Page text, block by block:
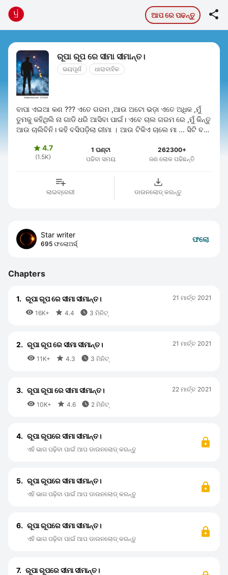
ଆପ ରେ ପଢନ୍ତୁ 
ରୂପା ରୂପ ରେ ସୀମା ସୀମାନ୍ତ।
ଭୟପୂର୍ଣ ଧାରାବାହିକ
ବାପା ଏଇଆ କଣ ??? ଏତେ ଗରମ ,ଆଉ ଅଟୋ ଭଡ଼ା ଏତେ ଅଧିକ ,ମୁଁ
ତୁମକୁ କହିଥିଲି ନା ଗାଡି ଧରି ଆସିବା ପାଇଁ। ଏବେ ଚାଲ ଗରମ ରେ ,ମୁଁ କିନ୍ତୁ
ଆଉ ଚାଲିବିନି। କହି ବସିପଡ଼ିଲା ରୀମା । ଆଉ ଟିକିଏ ଚାଲେ ମା ... ସିଟି ବସ୍
4.7
(1.5K)
1 ଘଣ୍ଟା
ପଢିବା ସମୟ
262300+
ଜଣ ଲୋକ ପଢିଛନ୍ତି
ଲାଇବ୍ରେରୀ ଡାଉନଲୋଡ୍ କରନ୍ତୁ
Star writer
695 ଫଲୋଅର୍ସ୍
ଫଲୋ
Chapters
1. ରୂପା ରୂପ ରେ ସୀମା ସୀମାନ୍ତ।
 16K+  4.4  3 ମିନିଟ୍
21 ମାର୍ଚ୍ଚ 2021
2. ରୂପା ରୂପ ରେ ସୀମା ସୀମାନ୍ତ।
 11K+  4.3  3 ମିନିଟ୍
21 ମାର୍ଚ୍ଚ 2021
3. ରୂପା ରୂପା ରେ ସୀମା ସୀମାନ୍ତ।
 10K+  4.6  2 ମିନିଟ୍
22 ମାର୍ଚ୍ଚ 2021
4. ରୂପା ରୂପରେ ସୀମା ସୀମାନ୍ତ।
ଏହି ଭାଗ ପଢ଼ିବା ପାଇଁ ଆପ ଡାଉନଲୋଡ୍ କରନ୍ତୁ
5. ରୂପା ରୂପରେ ସୀମା ସୀମାନ୍ତ।
ଏହି ଭାଗ ପଢ଼ିବା ପାଇଁ ଆପ ଡାଉନଲୋଡ୍ କରନ୍ତୁ
6. ରୂପା ରୂପରେ ସୀମା ସୀମାନ୍ତ।
ଏହି ଭାଗ ପଢ଼ିବା ପାଇଁ ଆପ ଡାଉନଲୋଡ୍ କରନ୍ତୁ
7. ରୂପା ରୂପରେ ସୀମା ସୀମାନ୍ତ।